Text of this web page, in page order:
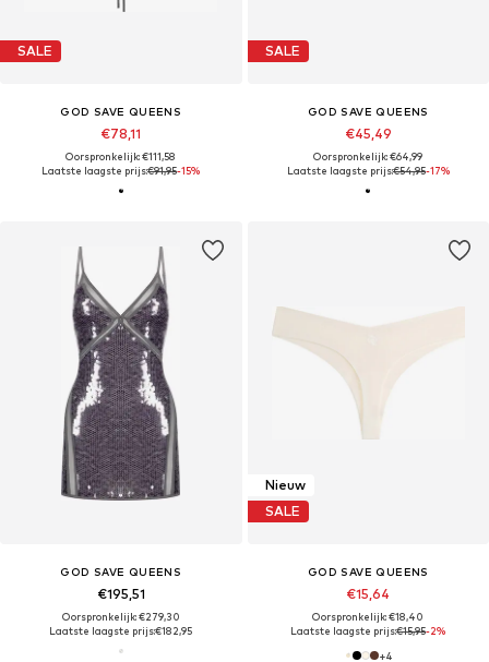
SALE
GOD SAVE QUEENS
€78,11
Oorspronkelijk: €111,58
Laatste laagste prijs:€91,95-15%
SALE
GOD SAVE QUEENS
€45,49
Oorspronkelijk: €64,99
Laatste laagste prijs:€54,95-17%
GOD SAVE QUEENS
€195,51
Oorspronkelijk: €279,30
Laatste laagste prijs:€182,95
Nieuw
SALE
GOD SAVE QUEENS
€15,64
Oorspronkelijk: €18,40
Laatste laagste prijs:€15,95-2%
+4